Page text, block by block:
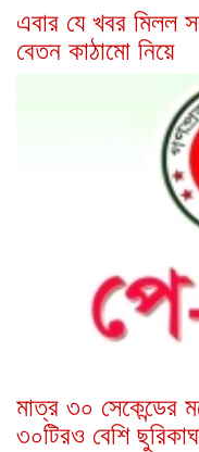
এবার যে খবর মিলল
বেতন কাঠামো নিয়ে
মাত্র ৩০ সেকেন্ডের
৩০টিরও বেশি